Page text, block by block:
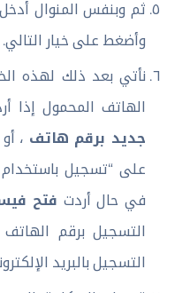
ثم وبنفس المنوال
وأضغط على خيار التالي.
نأتي بعد ذلك لهذه
الهاتف المحمول إذا
جديد برقم هاتف ،
على “تسجيل باستخدام
في حال أردت فتح
التسجيل برقم
التسجيل بالبريد